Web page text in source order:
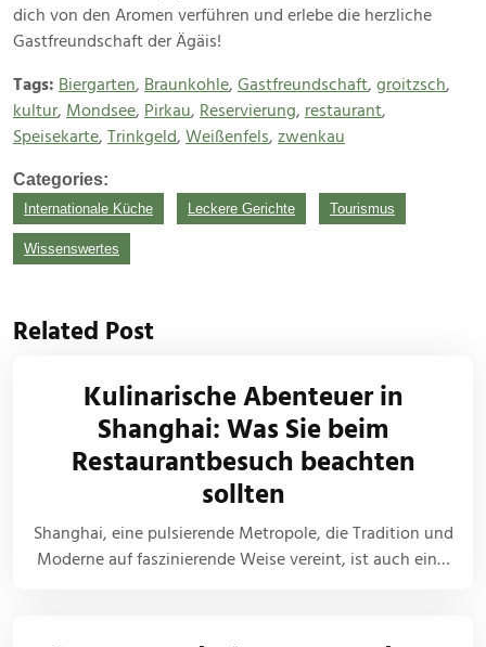
dich von den Aromen verführen und erlebe die herzliche
Gastfreundschaft der Ägäis!
Tags: Biergarten, Braunkohle, Gastfreundschaft, groitzsch,
kultur, Mondsee, Pirkau, Reservierung, restaurant,
Speisekarte, Trinkgeld, Weißenfels, zwenkau
Categories:
Internationale Küche Leckere Gerichte Tourismus
Wissenswertes
Related Post
Kulinarische Abenteuer in
Shanghai: Was Sie beim
Restaurantbesuch beachten
sollten
Shanghai, eine pulsierende Metropole, die Tradition und
Moderne auf faszinierende Weise vereint, ist auch ein…